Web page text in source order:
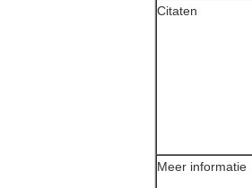
Citaten
Meer informatie